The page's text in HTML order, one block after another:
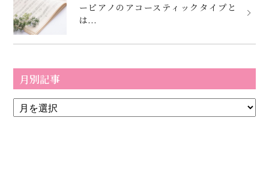
ーピアノのアコースティックタイプと
は...
月別記事